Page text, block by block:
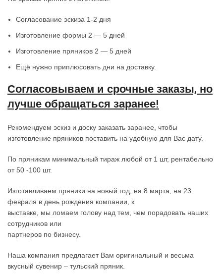
Согласование эскиза 1-2 дня
Изготовление формы 2 — 5 дней
Изготовление пряников 2 — 5 дней
Ещё нужно приплюсовать дни на доставку.
Согласовываем и срочные заказы, но
лучше обращаться заранее!
Рекомендуем эскиз и доску заказать заранее, чтобы
изготовление пряников поставить на удобную для Вас дату.
По пряникам минимальный тираж любой от 1 шт, рентабельно
от 50 -100 шт.
Изготавливаем пряники на новый год, на 8 марта, на 23
февраля в день рождения компании, к
выставке, мы ломаем голову над тем, чем порадовать наших
сотрудников или
партнеров по бизнесу.
Наша компания предлагает Вам оригинальный и весьма
вкусный сувенир – тульский пряник.